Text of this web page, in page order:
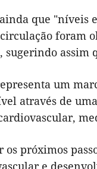
que "níveis
foram
sugerindo
um
através de
os próximos